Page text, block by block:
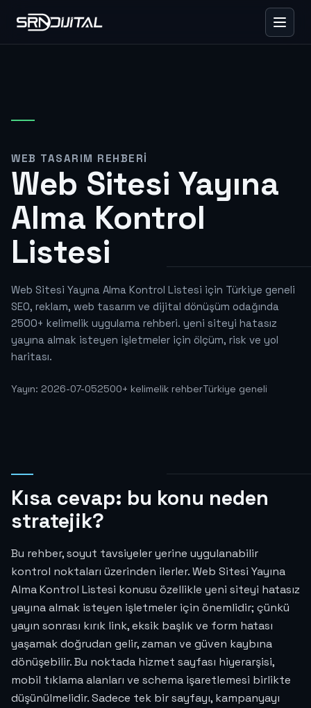
WEB TASARIM REHBERI
Web Sitesi Yayına
Alma Kontrol
Listesi
Web Sitesi Yayına Alma Kontrol Listesi için Türkiye geneli
SEO, reklam, web tasarım ve dijital dönüşüm odağında
2500+ kelimelik uygulama rehberi. yeni siteyi hatasız
yayına almak isteyen işletmeler için ölçüm, risk ve yol
haritası.
Yayın: 2026-07-052500+ kelimelik rehberTürkiye geneli
Kısa cevap: bu konu neden
stratejik?
Bu rehber, soyut tavsiyeler yerine uygulanabilir
kontrol noktaları üzerinden ilerler. Web Sitesi Yayına
Alma Kontrol Listesi konusu özellikle yeni siteyi hatasız
yayına almak isteyen işletmeler için önemlidir; çünkü
yayın sonrası kırık link, eksik başlık ve form hatası
yaşamak doğrudan gelir, zaman ve güven kaybına
dönüşebilir. Bu noktada hizmet sayfası hiyerarşisi,
mobil tıklama alanları ve schema işaretlemesi birlikte
düşünülmelidir. Sadece tek bir sayfayı, kampanyayı